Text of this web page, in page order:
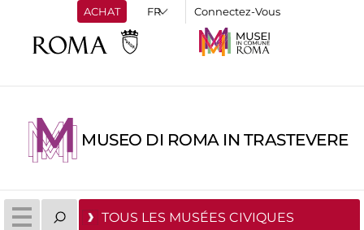
ACHAT Connectez-Vous
MUSEO DI ROMA IN TRASTEVERE
TOUS LES MUSÉES CIVIQUES